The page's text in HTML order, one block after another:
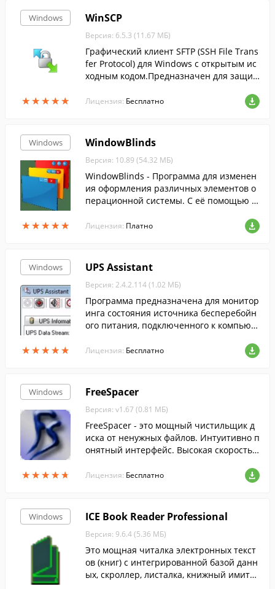
Windows
★★★★★
★★★★★
WinSCP
Версия: 6.5.3 (11.67 МБ)
Графический клиент SFTP (SSH File Trans
fer Protocol) для Windows с открытым ис
ходным кодом.Предназначен для защи
мпьютером и серверами....
Лицензия: Бесплатно
Windows
★★★★★
★★★★★
WindowBlinds
Версия: 10.89 (54.32 МБ)
WindowBlinds - Программа для изменен
ия оформления различных элементов о
перационной системы. С её помощью м
роить тему оформления и многое друго
Лицензия: Платно
Windows
★★★★★
★★★★★
UPS Assistant
Версия: 2.4.2.114 (1.02 МБ)
Программа предназначена для монитор
инга состояния источника бесперебойн
ого питания, подключенного к компьют
ивающего протокол Megatec.
Лицензия: Бесплатно
Windows
★★★★★
★★★★★
FreeSpacer
Версия: v1.67 (0.81 МБ)
FreeSpacer - это мощный чистильщик д
иска от ненужных файлов. Интуитивно п
онятный интерфейс. Высокая скорость
Лицензия: Бесплатно
Windows ICE Book Reader Professional
Версия: 9.6.4 (5.36 МБ)
Это мощная читалка электронных текст
ов (книг) с интегрированной базой данн
ых, скроллер, листалка, книжный имитат